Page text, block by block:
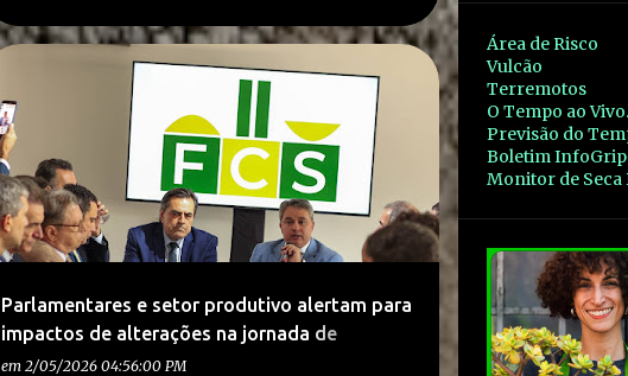
Parlamentares e setor produtivo alertam para
impactos de alterações na jornada de
trabalho.
em 2/05/2026 04:56:00 PM
Área de Risco
Vulcão
Terremotos
O Tempo ao Vivo.
Previsão do
Boletim
Monitor de Seca